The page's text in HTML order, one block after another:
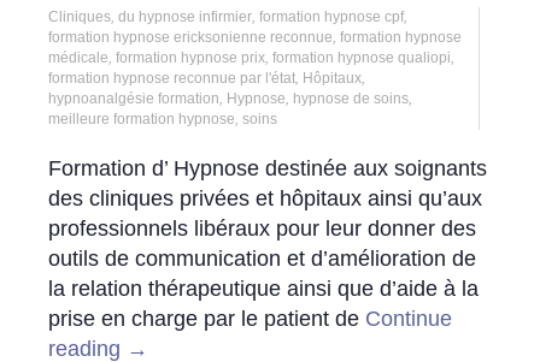
Cliniques du hypnose infirmier formation hypnose cpf,
formation hypnose ericksonienne reconnue formation hypnose
médicale formation hypnose prix formation hypnose qualiopi
formation hypnose reconnue par l'état Hôpitaux
hypnoanalgésie formation Hypnose hypnose de soins
meilleure formation hypnose soins
Formation d’ Hypnose destinée aux soignants
des cliniques privées et hôpitaux ainsi qu’aux
professionnels libéraux pour leur donner des
outils de communication et d’amélioration de
la relation thérapeutique ainsi que d’aide à la
prise en charge par le patient de Continue
reading →